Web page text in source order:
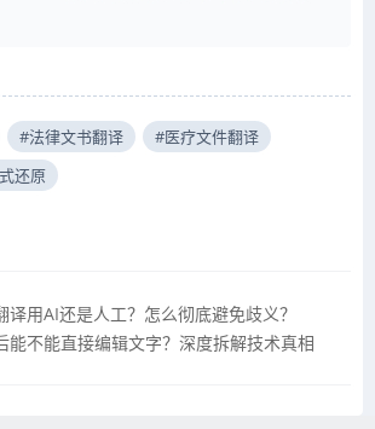
#法律文书翻译
#医疗文件翻译
还原
译用AI还是人工？怎么彻底避免歧义？
能不能直接编辑文字？深度拆解技术真相